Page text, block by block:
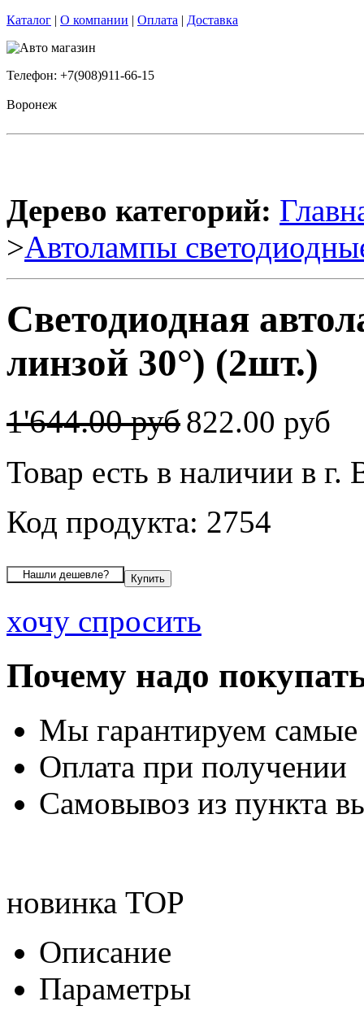
Каталог | О компании | Оплата | Доставка
Телефон: +7(908)911-66-15
Воронеж
Дерево категорий:
>Автолампы
Светодиодная
линзой 30°) (2шт.)
1'644.00 руб822.00 руб
Товар есть в наличии в г.
Код продукта: 2754
хочу спросить
Почему надо
Мы гарантируем
Оплата при получении
Самовывоз из пункта
новинка TOP
Описание
Параметры